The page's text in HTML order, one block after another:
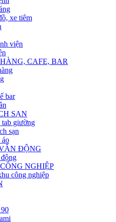
xe tiêm
viện
CAFE, BAR
bar
SẠN
giường
sạn
áo
ĐỘNG
NGHIỆP
công nghiệp